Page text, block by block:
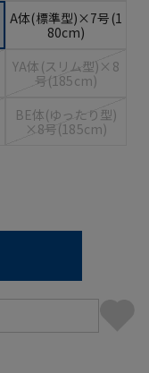
A体(標準型)×7号(1
80cm)
YA体(スリム型)×8
号(185cm)
BE体(ゆったり型)
×8号(185cm)